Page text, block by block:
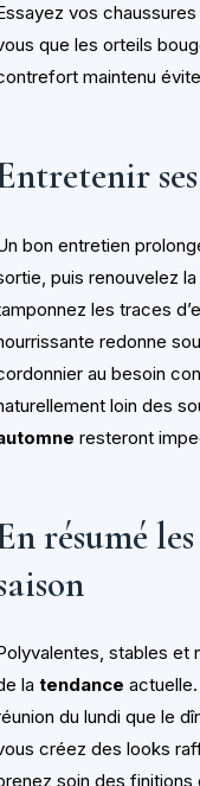
vos
que les orteils
maintenu
bon entretien
puis renouvelez
les traces
redonne
au besoin
loin des
resteront
résumé
stables et
latendance
du lundi que le
créez des looks
soin des